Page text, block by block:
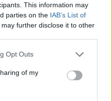
This information may
parties on the IAB’s List of
may further disclose it to other
Opt Outs
of my
lejjebb, talán 250 en venni
a gyógyszer